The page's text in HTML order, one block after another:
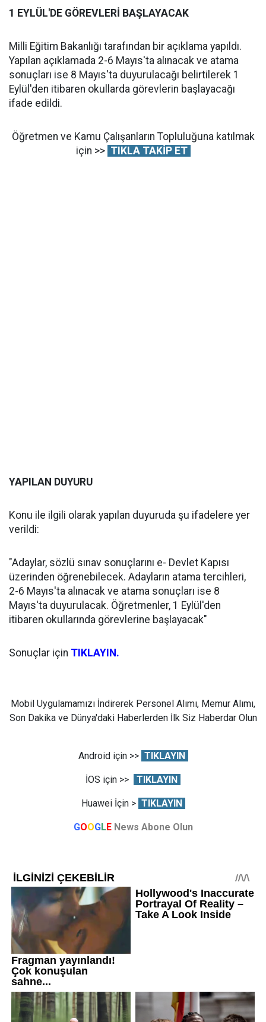
1 EYLÜL'DE GÖREVLERİ BAŞLAYACAK
Milli Eğitim Bakanlığı tarafından bir açıklama yapıldı.
Yapılan açıklamada 2-6 Mayıs'ta alınacak ve atama
sonuçları ise 8 Mayıs'ta duyurulacağı belirtilerek 1
Eylül'den itibaren okullarda görevlerin başlayacağı
ifade edildi.
Öğretmen ve Kamu Çalışanların Topluluğuna katılmak
için >> TIKLA TAKİP ET
YAPILAN DUYURU
Konu ile ilgili olarak yapılan duyuruda şu ifadelere yer
verildi:
"Adaylar, sözlü sınav sonuçlarını e- Devlet Kapısı
üzerinden öğrenebilecek. Adayların atama tercihleri,
2-6 Mayıs'ta alınacak ve atama sonuçları ise 8
Mayıs'ta duyurulacak. Öğretmenler, 1 Eylül'den
itibaren okullarında görevlerine başlayacak"
Sonuçlar için TIKLAYIN.
Mobil Uygulamamızı İndirerek Personel Alımı, Memur Alımı,
Son Dakika ve Dünya'daki Haberlerden İlk Siz Haberdar Olun
Android için >> TIKLAYIN
İOS için >> TIKLAYIN
Huawei İçin > TIKLAYIN
GOOGLE News Abone Olun